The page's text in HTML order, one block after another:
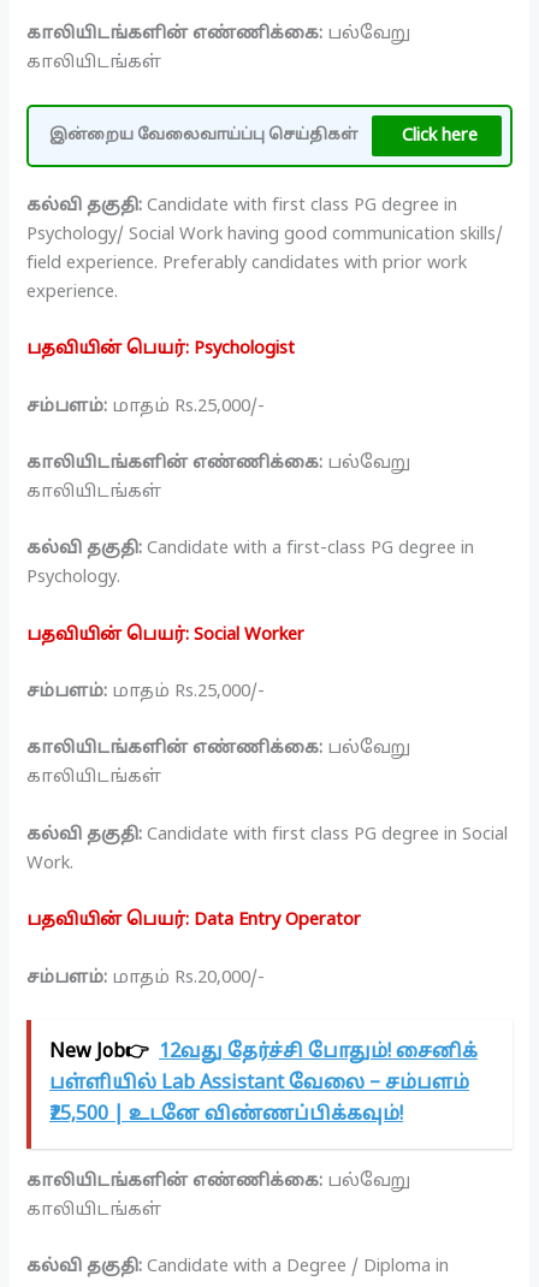
காலியிடங்களின் எண்ணிக்கை: பல்வேறு
காலியிடங்கள்
இன்றைய வேலைவாய்ப்பு செய்திகள் Click here
கல்வி தகுதி: Candidate with first class PG degree in
Psychology/ Social Work having good communication skills/
field experience. Preferably candidates with prior work
experience.
பதவியின் பெயர்: Psychologist
சம்பளம்: மாதம் Rs.25,000/-
காலியிடங்களின் எண்ணிக்கை: பல்வேறு
காலியிடங்கள்
கல்வி தகுதி: Candidate with a first-class PG degree in
Psychology.
பதவியின் பெயர்: Social Worker
சம்பளம்: மாதம் Rs.25,000/-
காலியிடங்களின் எண்ணிக்கை: பல்வேறு
காலியிடங்கள்
கல்வி தகுதி: Candidate with first class PG degree in Social
Work.
பதவியின் பெயர்: Data Entry Operator
சம்பளம்: மாதம் Rs.20,000/-
New Job👉 12வது தேர்ச்சி போதும்! சைனிக்
பள்ளியில் Lab Assistant வேலை – சம்பளம்
₹25,500 | உடனே விண்ணப்பிக்கவும்!
காலியிடங்களின் எண்ணிக்கை: பல்வேறு
காலியிடங்கள்
கல்வி தகுதி: Candidate with a Degree / Diploma in